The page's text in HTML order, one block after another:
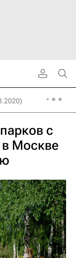
с
Москве